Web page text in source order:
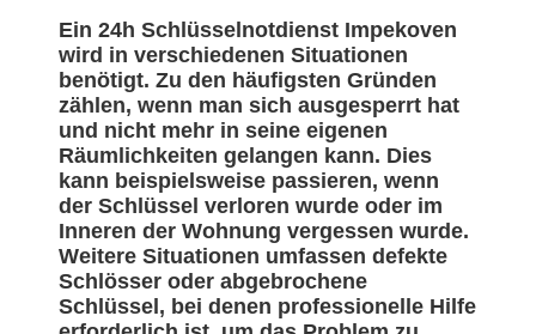
Ein 24h Schlüsselnotdienst Impekoven
wird in verschiedenen Situationen
benötigt. Zu den häufigsten Gründen
zählen, wenn man sich ausgesperrt hat
und nicht mehr in seine eigenen
Räumlichkeiten gelangen kann. Dies
kann beispielsweise passieren, wenn
der Schlüssel verloren wurde oder im
Inneren der Wohnung vergessen wurde.
Weitere Situationen umfassen defekte
Schlösser oder abgebrochene
Schlüssel, bei denen professionelle Hilfe